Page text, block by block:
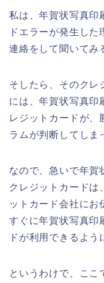
私は、年賀状写真印
ドエラーが発生し
連絡をして聞いてみ
そしたら、そのクレ
には、年賀状写真印
レジットカードが、
ラムが判断してしま
なので、急いで年賀
クレジットカードは
ットカード会社にお
すぐに年賀状写真印
ドが利用できるよう
というわけで、ここ